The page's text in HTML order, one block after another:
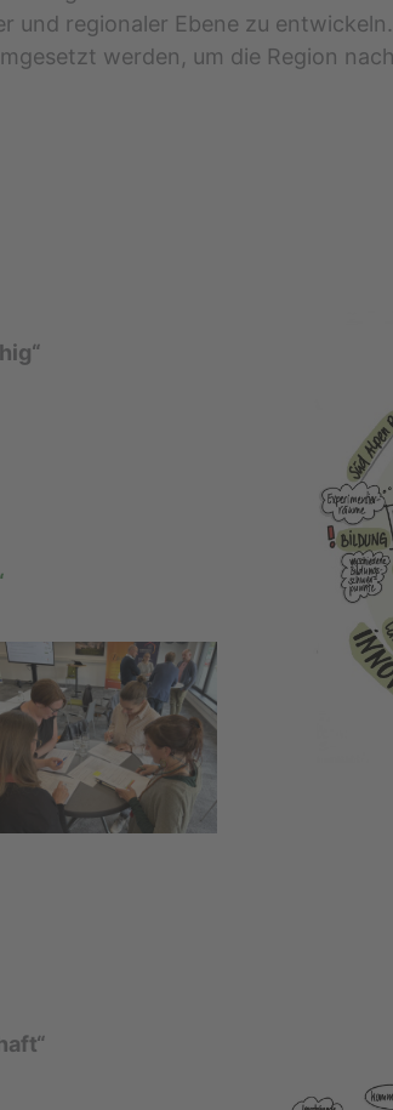
und regionaler Ebene zu
werden, um die Region